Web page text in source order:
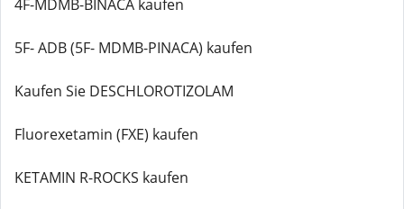
4F-MDMB-BINACA kaufen
5F- ADB (5F- MDMB-PINACA) kaufen
Kaufen Sie DESCHLOROTIZOLAM
Fluorexetamin (FXE) kaufen
KETAMIN R-ROCKS kaufen